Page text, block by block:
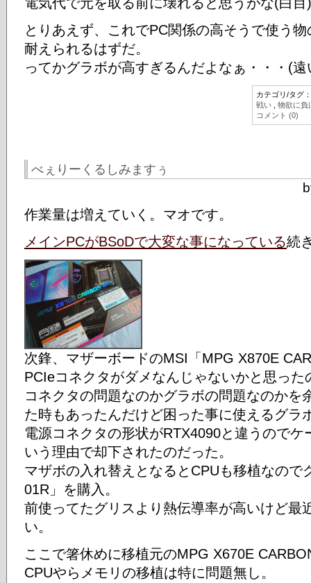
とりあえず、これでPC関係の高そうで使う
耐えられるはずだ。
ってかグラボが高すぎるんだよなぁ・・・(遠
カテゴリ/タグ：
戦い
物欲に負
コメント (0)
べぇりーくるしみますぅ
作業量は増えていく。マオです。
メインPCがBSoDで大変な事になっている続
次鋒、マザーボードのMSI「MPG X870E
PCIeコネクタがダメなんじゃないかと思った
コネクタの問題なのかグラボの問題なのかを
た時もあったんだけど困った事に使えるグラ
電源コネクタの形状がRTX4090と違うので
いう理由で却下されたのだった。
マザボの入れ替えとなるとCPUも移植なので
01R」を購入。
前使ってたグリスより熱伝導率が高いけど最
い。
ここで箸休めに移植元のMPG X670E
CPUやらメモリの移植は特に問題無し。